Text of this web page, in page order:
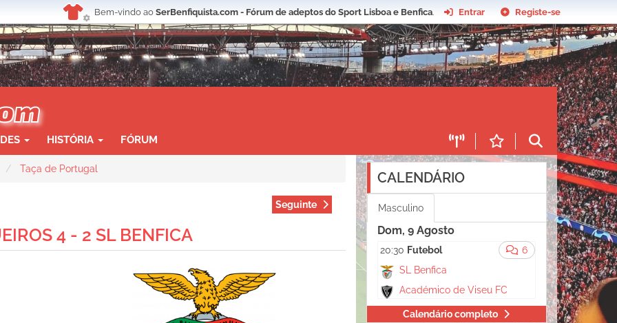
Bem-vindo ao SerBenfiquista.com - Fórum de adeptos do Sport Lisboa e Benfica. Entrar Registe-se
HISTÓRIA FÓRUM
Taça de Portugal
Seguinte
4 - 2 SL BENFICA
CALENDÁRIO
Masculino
Dom, 9 Agosto
6
20:30 Futebol
SL Benfica
Académico de Viseu FC
Calendário completo